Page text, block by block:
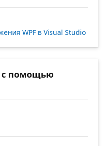
WPF в Visual Studio
с помощью